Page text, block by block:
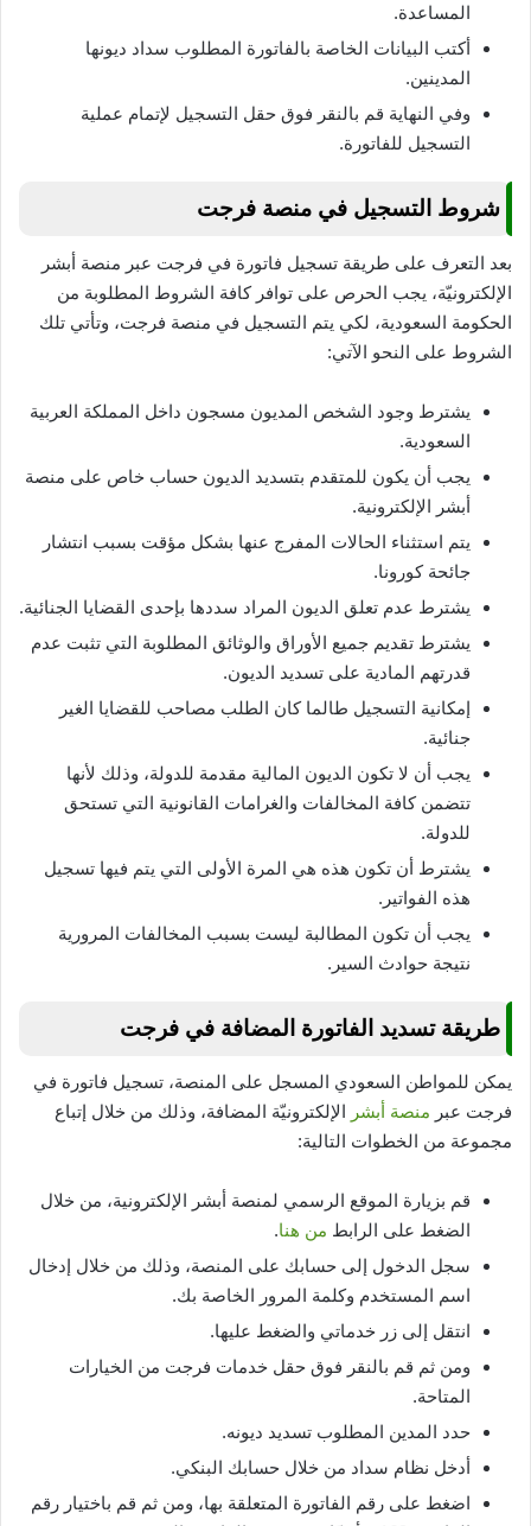
المساعدة.
أكتب البيانات الخاصة بالفاتورة المطلوب سداد ديونها
المدينين.
وفي النهاية قم بالنقر فوق حقل التسجيل لإتمام عملية
التسجيل للفاتورة.
شروط التسجيل في منصة فرجت
بعد التعرف على طريقة تسجيل فاتورة في فرجت عبر منصة أبشر
الإلكترونيّة، يجب الحرص على توافر كافة الشروط المطلوبة من
الحكومة السعودية، لكي يتم التسجيل في منصة فرجت، وتأتي تلك
الشروط على النحو الآتي:
يشترط وجود الشخص المديون مسجون داخل المملكة العربية
السعودية.
يجب أن يكون للمتقدم بتسديد الديون حساب خاص على منصة
أبشر الإلكترونية.
يتم استثناء الحالات المفرج عنها بشكل مؤقت بسبب انتشار
جائحة كورونا.
يشترط عدم تعلق الديون المراد سددها بإحدى القضايا الجنائية.
يشترط تقديم جميع الأوراق والوثائق المطلوبة التي تثبت عدم
قدرتهم المادية على تسديد الديون.
إمكانية التسجيل طالما كان الطلب مصاحب للقضايا الغير
جنائية.
يجب أن لا تكون الديون المالية مقدمة للدولة، وذلك لأنها
تتضمن كافة المخالفات والغرامات القانونية التي تستحق
للدولة.
يشترط أن تكون هذه هي المرة الأولى التي يتم فيها تسجيل
هذه الفواتير.
يجب أن تكون المطالبة ليست بسبب المخالفات المرورية
نتيجة حوادث السير.
طريقة تسديد الفاتورة المضافة في فرجت
يمكن للمواطن السعودي المسجل على المنصة، تسجيل فاتورة في
فرجت عبر منصة أبشر
الإلكترونيّة المضافة، وذلك من خلال إتباع
مجموعة من الخطوات التالية:
قم بزيارة الموقع الرسمي لمنصة أبشر الإلكترونية، من خلال
الضغط على الرابط من هنا.
سجل الدخول إلى حسابك على المنصة، وذلك من خلال إدخال
اسم المستخدم وكلمة المرور الخاصة بك.
انتقل إلى زر خدماتي والضغط عليها.
ومن ثم قم بالنقر فوق حقل خدمات فرجت من الخيارات
المتاحة.
حدد المدين المطلوب تسديد ديونه.
أدخل نظام سداد من خلال حسابك البنكي.
اضغط على رقم الفاتورة المتعلقة بها، ومن ثم قم باختيار رقم